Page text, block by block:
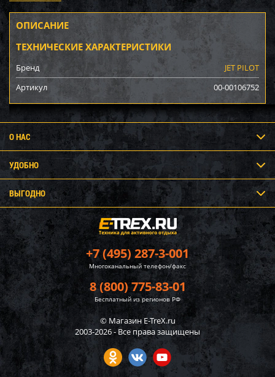
ОПИСАНИЕ
ТЕХНИЧЕСКИЕ ХАРАКТЕРИСТИКИ
Бренд
JET PILOT
Артикул
00-00106752
+7 (495) 287-3-001
Многоканальный телефон/факс
8 (800) 775-83-01
Бесплатный из регионов РФ
© Магазин E-TreX.ru
2003-2026 - Все права защищены
О НАС
УДОБНО
ВЫГОДНО